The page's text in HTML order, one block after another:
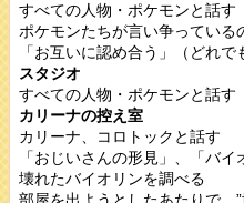
すべての人物・ポケモンと話す
ポケモンたちが言い争っている
「お互いに認め合う」（どれで
スタジオ
すべての人物・ポケモンと話す
カリーナの控え室
カリーナ、コロトックと話す
「おじいさんの形見」、「バイ
壊れたバイオリンを調べる